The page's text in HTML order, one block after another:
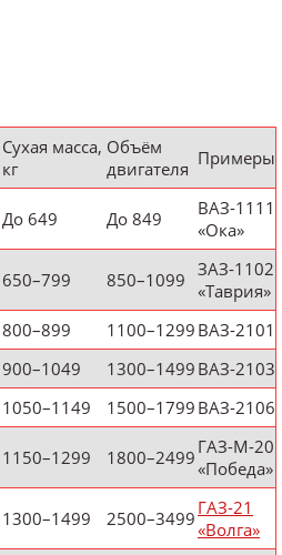
Сухая масса,
кг
Объём
двигателя Примеры
До 649 До 849
ВАЗ-1111
«Ока»
650–799 850–1099 ЗАЗ-1102
«Таврия»
800–899 1100–1299 ВАЗ-2101
900–1049 1300–1499 ВАЗ-2103
1050–1149 1500–1799 ВАЗ-2106
1150–1299 1800–2499 ГАЗ-М-20
«Победа»
1300–1499 2500–3499 ГАЗ-21
«Волга»